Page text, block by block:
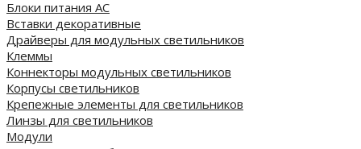
Блоки питания AC
Вставки декоративные
Драйверы для модульных светильников
Клеммы
Коннекторы модульных светильников
Корпусы светильников
Крепежные элементы для светильников
Линзы для светильников
Модули